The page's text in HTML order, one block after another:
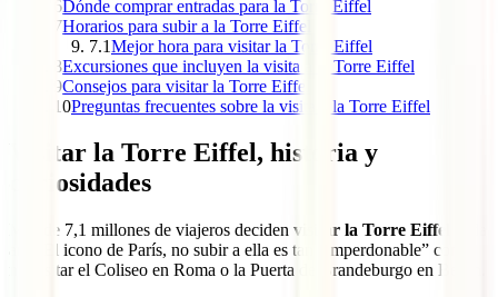
6Dónde comprar entradas para la Torre Eiffel
7Horarios para subir a la Torre Eiffel
7.1Mejor hora para visitar la Torre Eiffel
8Excursiones que incluyen la visita a la Torre Eiffel
9Consejos para visitar la Torre Eiffel
10Preguntas frecuentes sobre la visita a la Torre Eiffel
Visitar la Torre Eiffel, historia y
curiosidades
Más de 7,1 millones de viajeros deciden visitar la Torre Eiffel
año. El icono de París, no subir a ella es tan “imperdonable” como
no visitar el Coliseo en Roma o la Puerta de Brandeburgo en Berlín.